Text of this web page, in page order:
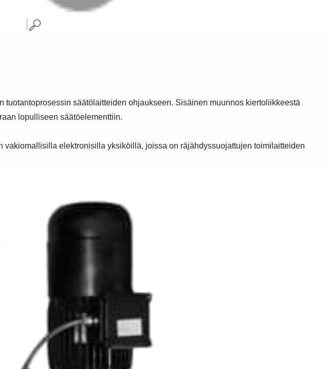
säätölaitteiden ohjaukseen. Sisäinen muunnos kiertoliikkeestä
lopulliseen säätöelementtiin.
elektronisilla yksiköillä, joissa on räjähdyssuojattujen toimilaitteiden